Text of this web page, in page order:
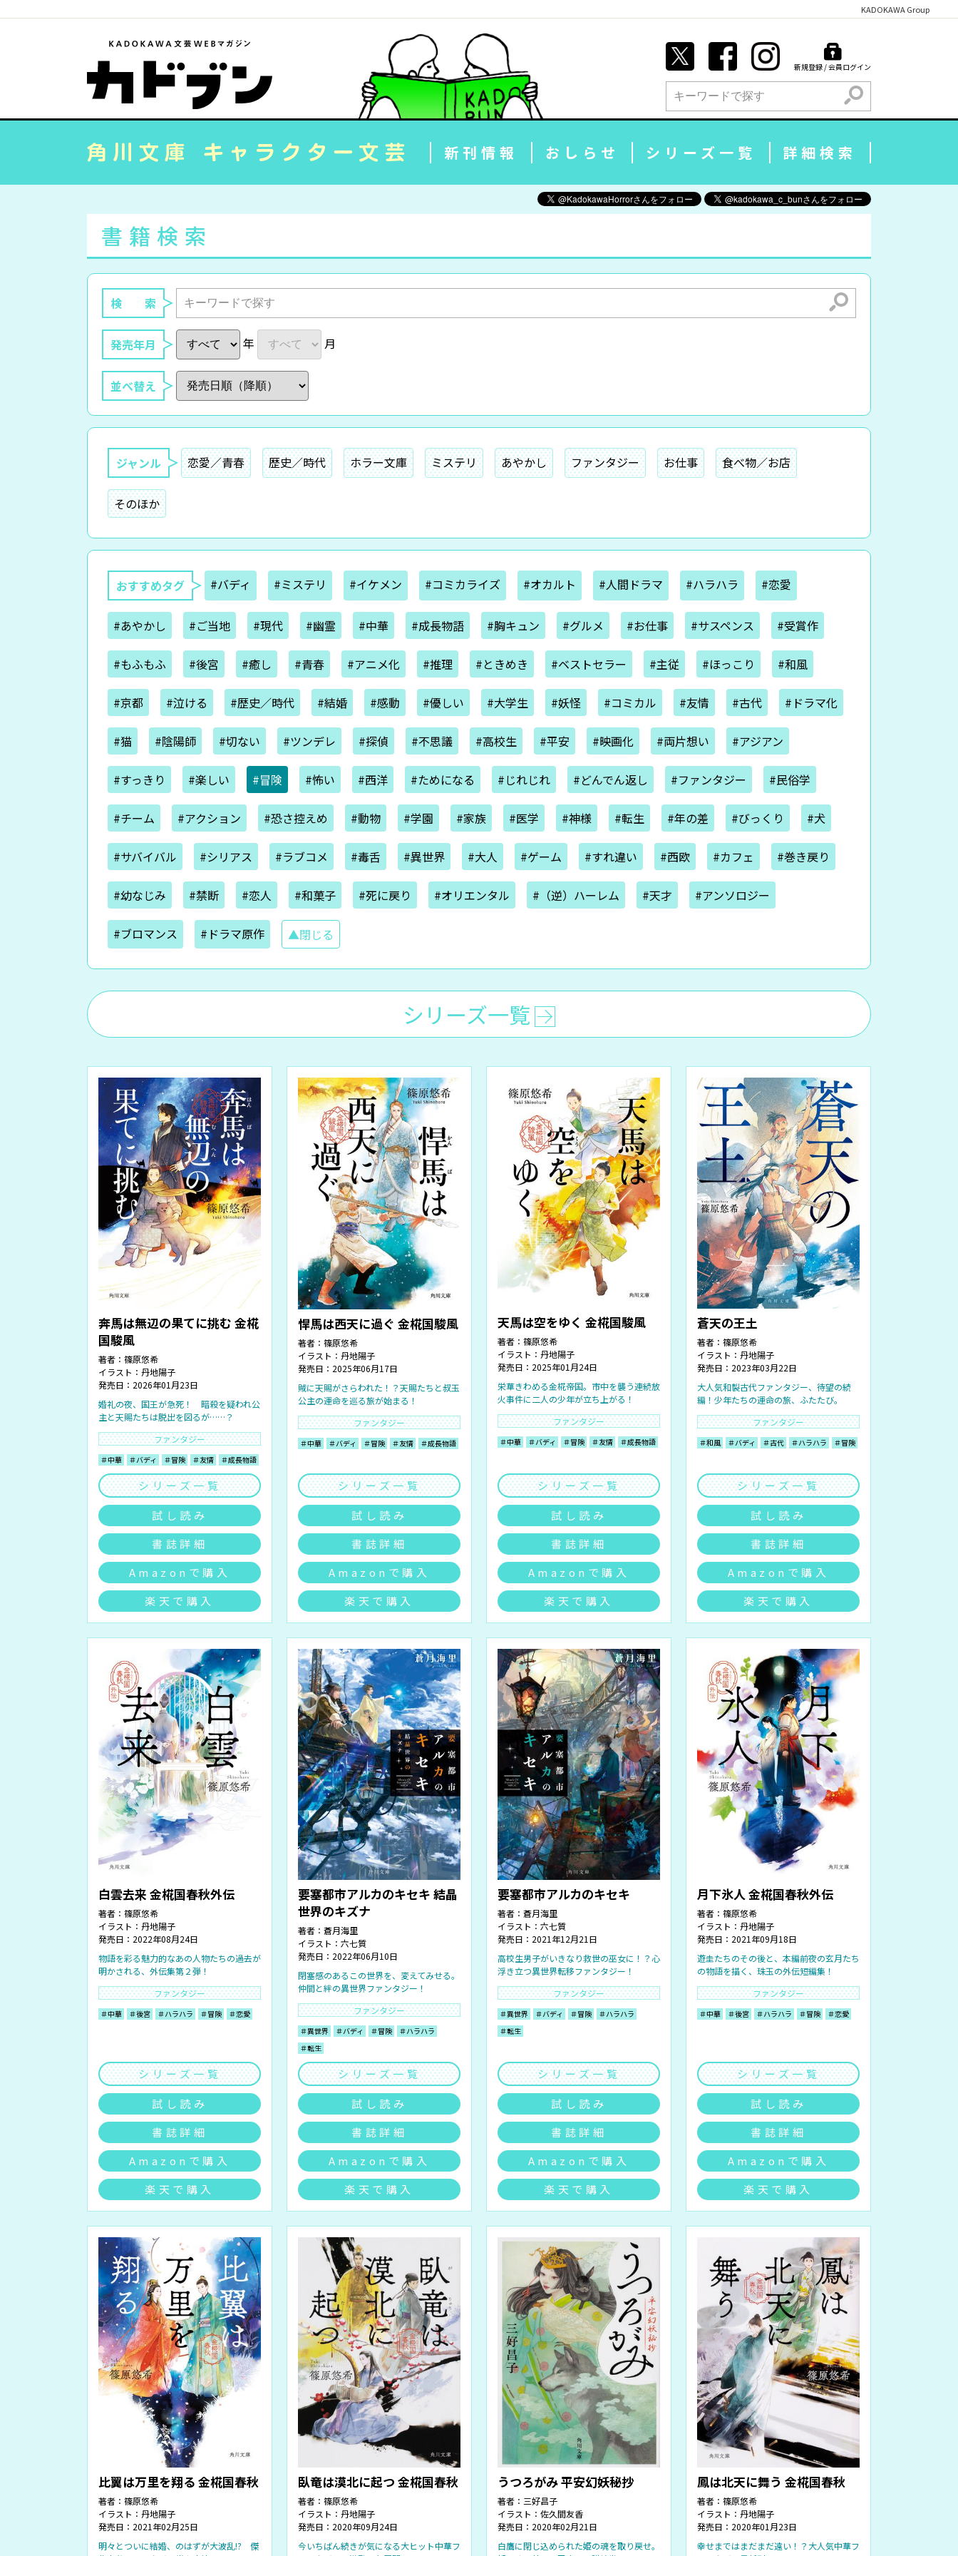
KADOKAWA Group
新規登録 / 会員ログイン
検索
新刊情報 おしらせ シリーズ一覧 詳細検索
書籍検索
検 索 検索
発売年月 年 月
並べ替え
ジャンル 恋愛／青春 歴史／時代 ホラー文庫 ミステリ あやかし ファンタジー お仕事 食べ物／お店
そのほか
おすすめタグ #バディ #ミステリ #イケメン #コミカライズ #オカルト #人間ドラマ #ハラハラ #恋愛
#あやかし #ご当地 #現代 #幽霊 #中華 #成長物語 #胸キュン #グルメ #お仕事 #サスペンス #受賞作
#もふもふ #後宮 #癒し #青春 #アニメ化 #推理 #ときめき #ベストセラー #主従 #ほっこり #和風
#京都 #泣ける #歴史／時代 #結婚 #感動 #優しい #大学生 #妖怪 #コミカル #友情 #古代 #ドラマ化
#猫 #陰陽師 #切ない #ツンデレ #探偵 #不思議 #高校生 #平安 #映画化 #両片想い #アジアン
#すっきり #楽しい #冒険 #怖い #西洋 #ためになる #じれじれ #どんでん返し #ファンタジー #民俗学
#チーム #アクション #恐さ控えめ #動物 #学園 #家族 #医学 #神様 #転生 #年の差 #びっくり #犬
#サバイバル #シリアス #ラブコメ #毒舌 #異世界 #大人 #ゲーム #すれ違い #西欧 #カフェ #巻き戻り
#幼なじみ #禁断 #恋人 #和菓子 #死に戻り #オリエンタル #（逆）ハーレム #天才 #アンソロジー
#ブロマンス #ドラマ原作 ▲閉じる
シリーズ一覧
奔馬は無辺の果てに挑む 金椛
国駿風
著者： 篠原悠希
イラスト： 丹地陽子
発売日：2026年01月23日
婚礼の夜、国王が急死！ 暗殺を疑われ公
主と天賜たちは脱出を図るが……？
ファンタジー
＃中華 ＃バディ ＃冒険 ＃友情 ＃成長物語
シリーズ一覧
試し読み
書誌詳細
Amazonで購入
楽天で購入
悍馬は西天に過ぐ 金椛国駿風
著者： 篠原悠希
イラスト： 丹地陽子
発売日：2025年06月17日
賊に天賜がさらわれた！？天賜たちと叔玉
公主の運命を巡る旅が始まる！
ファンタジー
＃中華 ＃バディ ＃冒険 ＃友情 ＃成長物語
シリーズ一覧
試し読み
書誌詳細
Amazonで購入
楽天で購入
天馬は空をゆく 金椛国駿風
著者： 篠原悠希
イラスト： 丹地陽子
発売日：2025年01月24日
栄華きわめる金椛帝国。市中を襲う連続放
火事件に二人の少年が立ち上がる！
ファンタジー
＃中華 ＃バディ ＃冒険 ＃友情 ＃成長物語
シリーズ一覧
試し読み
書誌詳細
Amazonで購入
楽天で購入
蒼天の王土
著者： 篠原悠希
イラスト： 丹地陽子
発売日：2023年03月22日
大人気和製古代ファンタジー、待望の続
編！少年たちの運命の旅、ふたたび。
ファンタジー
＃和風 ＃バディ ＃古代 ＃ハラハラ ＃冒険
シリーズ一覧
試し読み
書誌詳細
Amazonで購入
楽天で購入
白雲去来 金椛国春秋外伝
著者： 篠原悠希
イラスト： 丹地陽子
発売日：2022年08月24日
物語を彩る魅力的なあの人物たちの過去が
明かされる、外伝集第２弾！
ファンタジー
＃中華 ＃後宮 ＃ハラハラ ＃冒険 ＃恋愛
シリーズ一覧
試し読み
書誌詳細
Amazonで購入
楽天で購入
要塞都市アルカのキセキ 結晶
世界のキズナ
著者： 蒼月海里
イラスト： 六七質
発売日：2022年06月10日
閉塞感のあるこの世界を、変えてみせる。
仲間と絆の異世界ファンタジー！
ファンタジー
＃異世界 ＃バディ ＃冒険
＃ハラハラ
＃転生
シリーズ一覧
試し読み
書誌詳細
Amazonで購入
楽天で購入
要塞都市アルカのキセキ
著者： 蒼月海里
イラスト： 六七質
発売日：2021年12月21日
高校生男子がいきなり救世の巫女に！？心
浮き立つ異世界転移ファンタジー！
ファンタジー
＃異世界 ＃バディ ＃冒険
＃ハラハラ
＃転生
シリーズ一覧
試し読み
書誌詳細
Amazonで購入
楽天で購入
月下氷人 金椛国春秋外伝
著者： 篠原悠希
イラスト： 丹地陽子
発売日：2021年09月18日
遊圭たちのその後と、本編前夜の玄月たち
の物語を描く、珠玉の外伝短編集！
ファンタジー
＃中華 ＃後宮 ＃ハラハラ ＃冒険 ＃恋愛
シリーズ一覧
試し読み
書誌詳細
Amazonで購入
楽天で購入
比翼は万里を翔る 金椛国春秋
著者： 篠原悠希
イラスト： 丹地陽子
発売日：2021年02月25日
明々とついに結婚、のはずが大波乱!? 傑
臥竜は漠北に起つ 金椛国春秋
著者： 篠原悠希
イラスト： 丹地陽子
発売日：2020年09月24日
今いちばん続きが気になる大ヒット中華フ
うつろがみ 平安幻妖秘抄
著者： 三好昌子
イラスト： 佐久間友香
発売日：2020年02月21日
白鷹に閉じ込められた姫の魂を取り戻せ。
鳳は北天に舞う 金椛国春秋
著者： 篠原悠希
イラスト： 丹地陽子
発売日：2020年01月23日
幸せまではまだまだ遠い！？大人気中華フ